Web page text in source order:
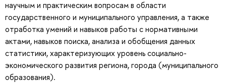
научным и практическим вопросам в области
государственного и муниципального управления, а также
отработка умений и навыков работы с нормативными
актами, навыков поиска, анализа и обобщения данных
статистики, характеризующих уровень социально-
экономического развития региона, города (муниципального
образования).